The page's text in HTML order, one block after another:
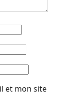
et mon site